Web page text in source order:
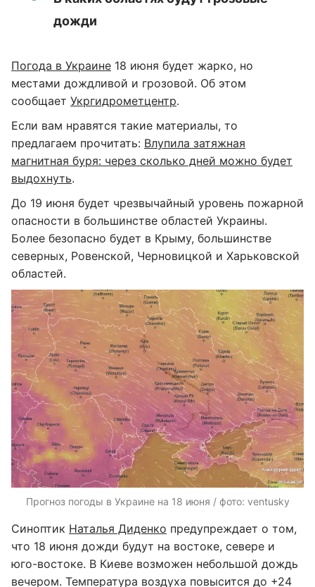
дожди
Погода в Украине 18 июня будет жарко, но
местами дождливой и грозовой. Об этом
сообщает Укргидрометцентр.
Если вам нравятся такие материалы, то
предлагаем прочитать: Влупила затяжная
магнитная буря: через сколько дней можно будет
выдохнуть.
До 19 июня будет чрезвычайный уровень пожарной
опасности в большинстве областей Украины.
Более безопасно будет в Крыму, большинстве
северных, Ровенской, Черновицкой и Харьковской
областей.
Прогноз погоды в Украине на 18 июня / фото: ventusky
Синоптик Наталья Диденко предупреждает о том,
что 18 июня дожди будут на востоке, севере и
юго-востоке. В Киеве возможен небольшой дождь
вечером. Температура воздуха повысится до +24